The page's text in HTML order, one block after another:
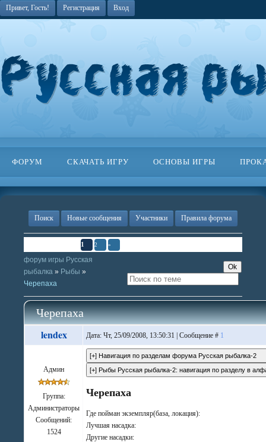
Привет, Гость! Регистрация Вход
ФОРУМ СКАЧАТЬ ИГРУ ОСНОВЫ ИГРЫ
Поиск Новые сообщения Участники Правила форума
1 2 »
форум игры Русская
рыбалка » Рыбы »
Черепаха
Черепаха
lendex Дата: Чт, 25/09/2008, 13:50:31 | Сообщение # 1
Админ
Группа:
Администраторы
Сообщений:
1524
Черепаха
Где пойман экземпляр(база, локация):
Лучшая насадка:
Другие насадки: